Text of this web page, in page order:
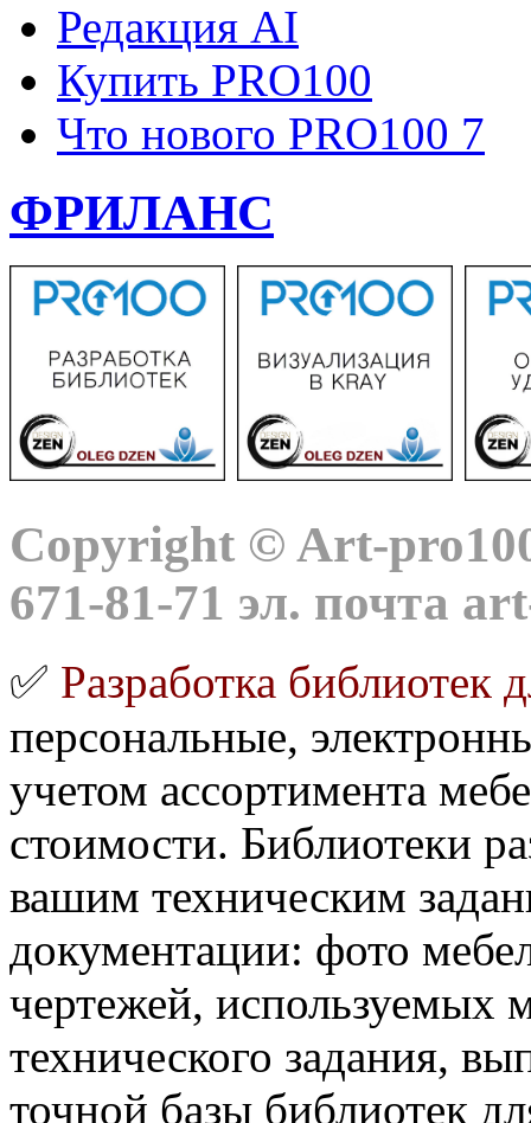
Редакция AI
Купить PRO100
Что нового PRO100 7
ФРИЛАНС
Copyright © Art-
671-81-71 эл. почта
✅ Разработка библиотек
персональные,
учетом ассортимента
стоимости. Библиотеки
вашим техническим
документации: фото
чертежей, используемых
технического задания,
точной базы библиотек